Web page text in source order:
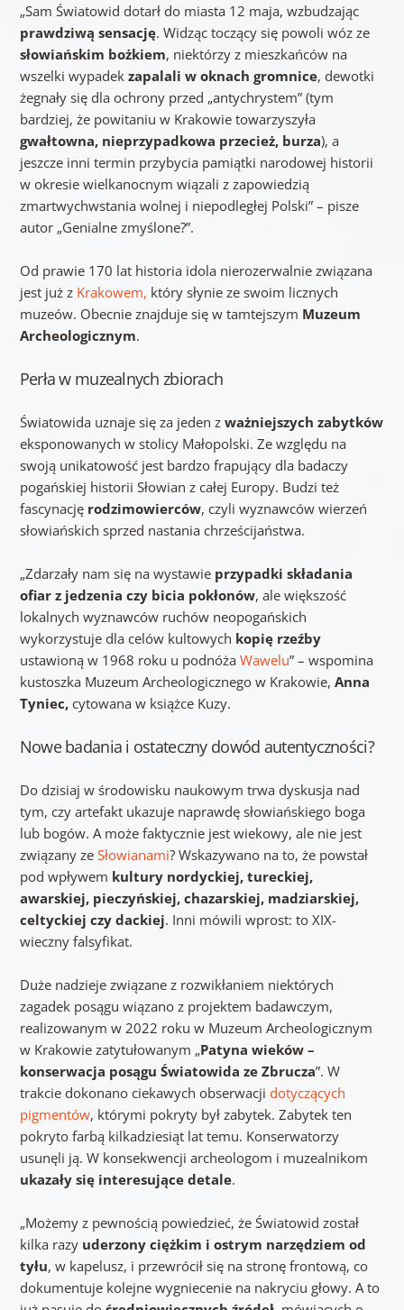
„Sam Światowid dotarł do miasta 12 maja, wzbudzając
prawdziwą sensację. Widząc toczący się powoli wóz ze
słowiańskim bożkiem, niektórzy z mieszkańców na
wszelki wypadek zapalali w oknach gromnice, dewotki
żegnały się dla ochrony przed „antychrystem” (tym
bardziej, że powitaniu w Krakowie towarzyszyła
gwałtowna, nieprzypadkowa przecież, burza), a
jeszcze inni termin przybycia pamiątki narodowej historii
w okresie wielkanocnym wiązali z zapowiedzią
zmartwychwstania wolnej i niepodległej Polski” – pisze
autor „Genialne zmyślone?”.
Od prawie 170 lat historia idola nierozerwalnie związana
jest już z Krakowem, który słynie ze swoim licznych
muzeów. Obecnie znajduje się w tamtejszym Muzeum
Archeologicznym.
Perła w muzealnych zbiorach
Światowida uznaje się za jeden z ważniejszych zabytków
eksponowanych w stolicy Małopolski. Ze względu na
swoją unikatowość jest bardzo frapujący dla badaczy
pogańskiej historii Słowian z całej Europy. Budzi też
fascynację rodzimowierców, czyli wyznawców wierzeń
słowiańskich sprzed nastania chrześcijaństwa.
„Zdarzały nam się na wystawie przypadki składania
ofiar z jedzenia czy bicia pokłonów, ale większość
lokalnych wyznawców ruchów neopogańskich
wykorzystuje dla celów kultowych kopię rzeźby
ustawioną w 1968 roku u podnóża Wawelu” – wspomina
kustoszka Muzeum Archeologicznego w Krakowie, Anna
Tyniec,cytowana w książce Kuzy.
Nowe badania i ostateczny dowód autentyczności?
Do dzisiaj w środowisku naukowym trwa dyskusja nad
tym, czy artefakt ukazuje naprawdę słowiańskiego boga
lub bogów. A może faktycznie jest wiekowy, ale nie jest
związany ze Słowianami? Wskazywano na to, że powstał
pod wpływem kultury nordyckiej, tureckiej,
awarskiej, pieczyńskiej, chazarskiej, madziarskiej,
celtyckiej czy dackiej. Inni mówili wprost: to XIX-
wieczny falsyfikat.
Duże nadzieje związane z rozwikłaniem niektórych
zagadek posągu wiązano z projektem badawczym,
realizowanym w 2022 roku w Muzeum Archeologicznym
w Krakowie zatytułowanym „Patyna wieków –
konserwacja posągu Światowida ze Zbrucza”. W
trakcie dokonano ciekawych obserwacji dotyczących
pigmentów, którymi pokryty był zabytek. Zabytek ten
pokryto farbą kilkadziesiąt lat temu. Konserwatorzy
usunęli ją. W konsekwencji archeologom i muzealnikom
ukazały się interesujące detale.
„Możemy z pewnością powiedzieć, że Światowid został
kilka razy uderzony ciężkim i ostrym narzędziem od
tyłu, w kapelusz, i przewrócił się na stronę frontową, co
dokumentuje kolejne wygniecenie na nakryciu głowy. A to